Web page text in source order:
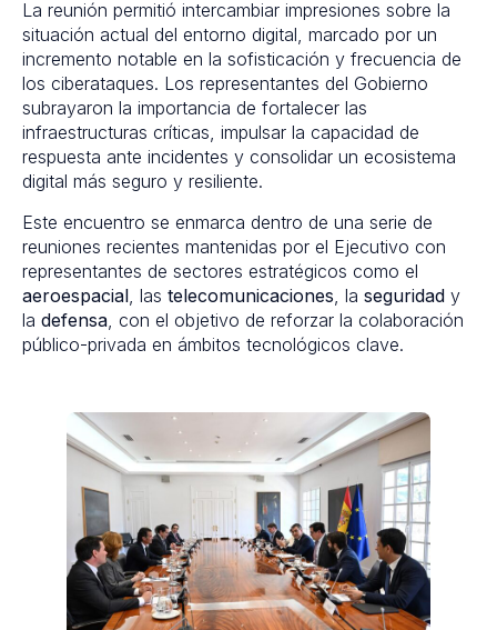
La reunión permitió intercambiar impresiones sobre la
situación actual del entorno digital, marcado por un
incremento notable en la sofisticación y frecuencia de
los ciberataques. Los representantes del Gobierno
subrayaron la importancia de fortalecer las
infraestructuras críticas, impulsar la capacidad de
respuesta ante incidentes y consolidar un ecosistema
digital más seguro y resiliente.
Este encuentro se enmarca dentro de una serie de
reuniones recientes mantenidas por el Ejecutivo con
representantes de sectores estratégicos como el
aeroespacial , las telecomunicaciones , la seguridad y
la defensa , con el objetivo de reforzar la colaboración
público-privada en ámbitos tecnológicos clave.